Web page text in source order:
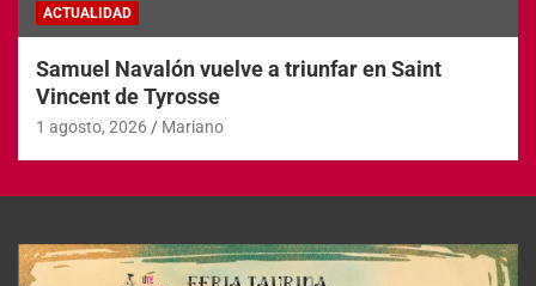
ACTUALIDAD
Samuel Navalón vuelve a triunfar en Saint
Vincent de Tyrosse
1 agosto, 2026 Mariano